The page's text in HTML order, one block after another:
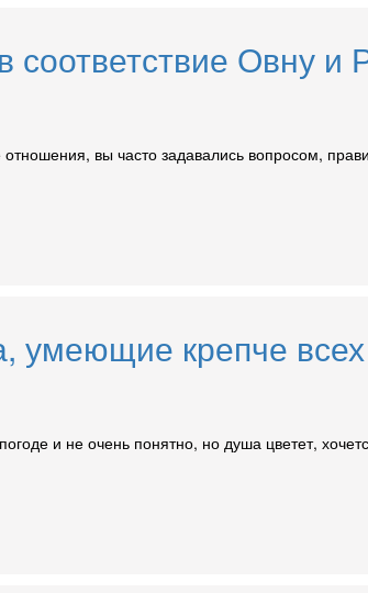
соответствие
вы часто задавались вопросом,
умеющие крепче
и не очень понятно, но душа цветет,